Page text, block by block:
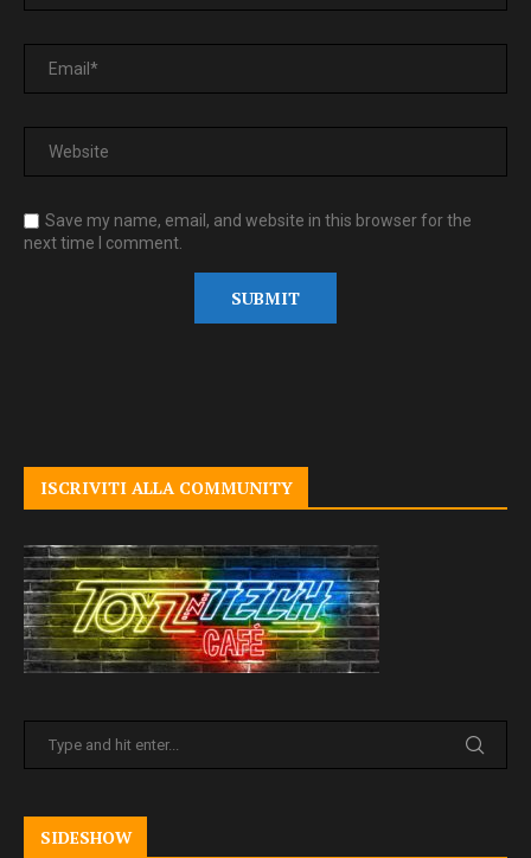
Save my name, email, and website in this browser for the
next time I comment.
ISCRIVITI ALLA COMMUNITY
SIDESHOW